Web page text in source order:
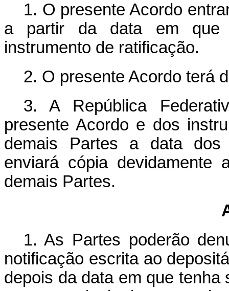
1. O presente Acordo
a partir da data em que
instrumento de ratificação.
2. O presente Acordo terá
3. A República
presente Acordo e dos
demais Partes a data dos
enviará cópia devidamente
demais Partes.
1. As Partes poderão
notificação escrita ao
depois da data em que